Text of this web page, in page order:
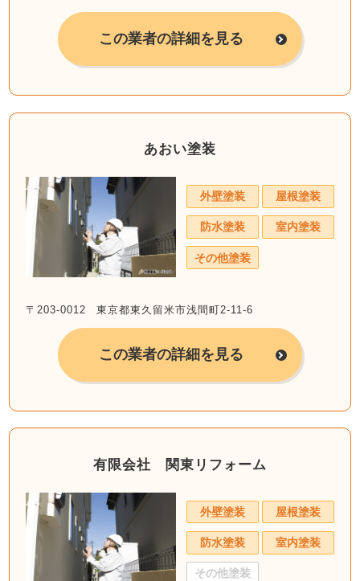
この業者の詳細を見る
あおい塗装
外壁塗装 屋根塗装
防水塗装 室内塗装
その他塗装
〒203-0012 東京都東久留米市浅間町2-11-6
この業者の詳細を見る
有限会社 関東リフォーム
外壁塗装 屋根塗装
防水塗装 室内塗装
その他塗装